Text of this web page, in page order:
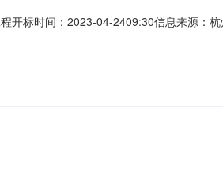
标时间：2023-04-2409:30信息来源：
，投标保证金额：30，投标文件递交时间